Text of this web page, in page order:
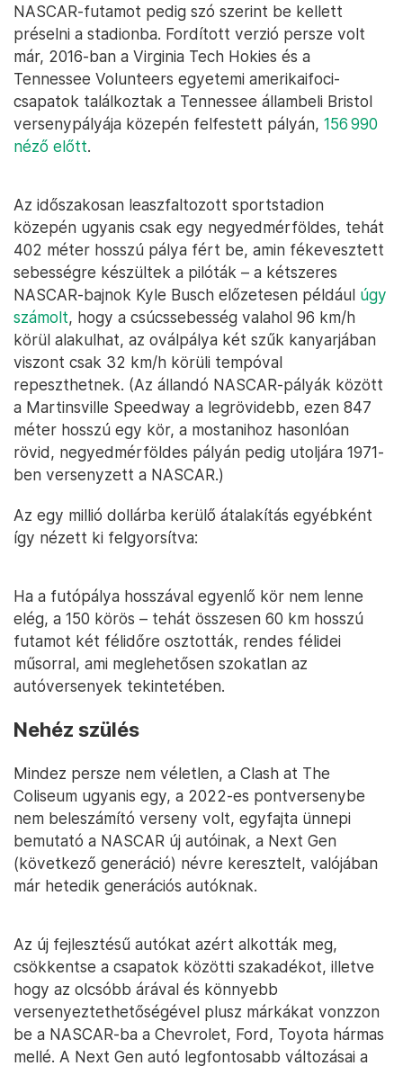
NASCAR-futamot pedig szó szerint be kellett
préselni a stadionba. Fordított verzió persze volt
már, 2016-ban a Virginia Tech Hokies és a
Tennessee Volunteers egyetemi amerikaifoci-
csapatok találkoztak a Tennessee állambeli Bristol
versenypályája közepén felfestett pályán, 156 990
néző előtt.
Az időszakosan leaszfaltozott sportstadion
közepén ugyanis csak egy negyedmérföldes, tehát
402 méter hosszú pálya fért be, amin fékevesztett
sebességre készültek a pilóták – a kétszeres
NASCAR-bajnok Kyle Busch előzetesen például úgy
számolt, hogy a csúcssebesség valahol 96 km/h
körül alakulhat, az oválpálya két szűk kanyarjában
viszont csak 32 km/h körüli tempóval
repeszthetnek. (Az állandó NASCAR-pályák között
a Martinsville Speedway a legrövidebb, ezen 847
méter hosszú egy kör, a mostanihoz hasonlóan
rövid, negyedmérföldes pályán pedig utoljára 1971-
ben versenyzett a NASCAR.)
Az egy millió dollárba kerülő átalakítás egyébként
így nézett ki felgyorsítva:
Ha a futópálya hosszával egyenlő kör nem lenne
elég, a 150 körös – tehát összesen 60 km hosszú
futamot két félidőre osztották, rendes félidei
műsorral, ami meglehetősen szokatlan az
autóversenyek tekintetében.
Nehéz szülés
Mindez persze nem véletlen, a Clash at The
Coliseum ugyanis egy, a 2022-es pontversenybe
nem beleszámító verseny volt, egyfajta ünnepi
bemutató a NASCAR új autóinak, a Next Gen
(következő generáció) névre keresztelt, valójában
már hetedik generációs autóknak.
Az új fejlesztésű autókat azért alkották meg,
csökkentse a csapatok közötti szakadékot, illetve
hogy az olcsóbb árával és könnyebb
versenyeztethetőségével plusz márkákat vonzzon
be a NASCAR-ba a Chevrolet, Ford, Toyota hármas
mellé. A Next Gen autó legfontosabb változásai a